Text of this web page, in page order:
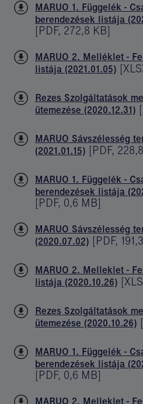
MARUO 1. Függelék -
berendezések listája
[PDF, 272,8 KB]
MARUO 2. Melléklet -
listája (2021.01.05) [
Rezes Szolgáltatások
ütemezése (2020.12.31) [
MARUO Sávszélesség
(2021.01.15) [PDF,
MARUO 1. Függelék -
berendezések listája
[PDF, 0,6 MB]
MARUO Sávszélesség
(2020.07.02) [PDF,
MARUO 2. Melleklet -
listája (2020.10.26) [
Rezes Szolgáltatások
ütemezése (2020.10.26) [
MARUO 1. Függelék -
berendezések listája
[PDF, 0,6 MB]
MARUO 2. Melleklet -